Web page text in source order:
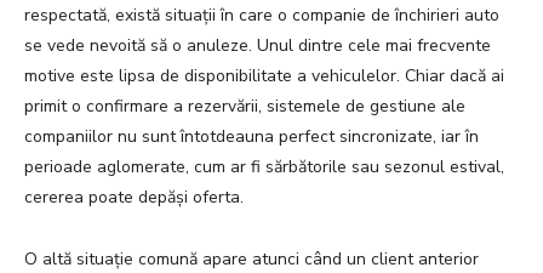
respectată, există situații în care o companie de închirieri auto
se vede nevoită să o anuleze. Unul dintre cele mai frecvente
motive este lipsa de disponibilitate a vehiculelor. Chiar dacă ai
primit o confirmare a rezervării, sistemele de gestiune ale
companiilor nu sunt întotdeauna perfect sincronizate, iar în
perioade aglomerate, cum ar fi sărbătorile sau sezonul estival,
cererea poate depăși oferta.
O altă situație comună apare atunci când un client anterior